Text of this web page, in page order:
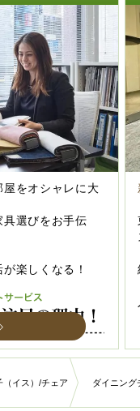
屋をオシャレに大
具選びをお手伝
楽しくなる！
（イス）/チェア ダイニング